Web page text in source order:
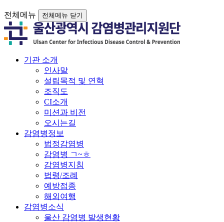
전체메뉴 전체메뉴 닫기
기관 소개
인사말
설립목적 및 연혁
조직도
CI소개
미션과 비전
오시는길
감염병정보
법정감염병
감염병 ㄱ~ㅎ
감염병지침
법령/조례
예방접종
해외여행
감염병소식
울산 감염병 발생현황